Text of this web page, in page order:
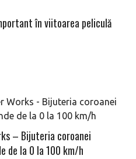
în viitoarea peliculă
– Bijuteria coroanei
de la 0 la 100 km/h